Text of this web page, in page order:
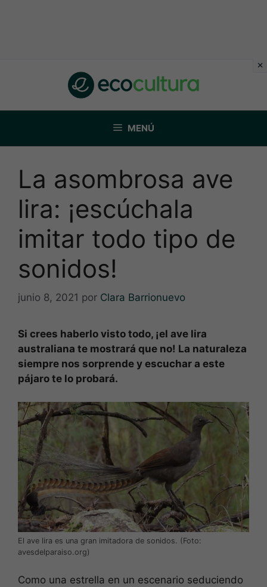
MENÚ
La asombrosa ave
lira: ¡escúchala
imitar todo tipo de
sonidos!
junio 8, 2021 por Clara Barrionuevo
Si crees haberlo visto todo, ¡el ave lira
australiana te mostrará que no! La naturaleza
siempre nos sorprende y escuchar a este
pájaro te lo probará.
El ave lira es una gran imitadora de sonidos. (Foto:
avesdelparaiso.org)
Como una estrella en un escenario seduciendo